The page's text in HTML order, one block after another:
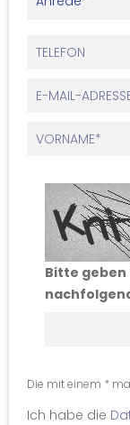
Bitte geben
Die mit einem *
Ich habe die